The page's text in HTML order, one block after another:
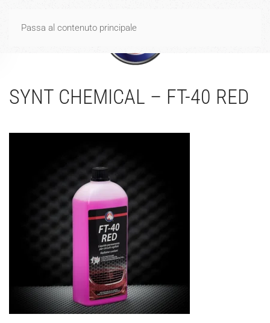
superiore a 40€
Passa al contenuto principale
SYNT CHEMICAL – FT-40 RED